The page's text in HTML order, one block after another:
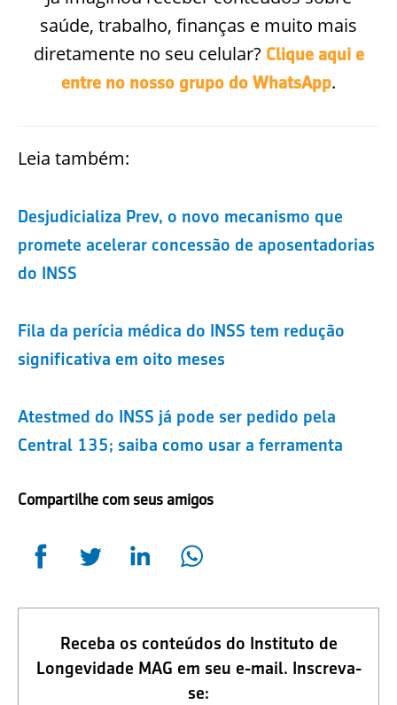
saúde, trabalho, finanças e muito mais
diretamente no seu celular? Clique aqui e
entre no nosso grupo do WhatsApp.
Leia também:
Desjudicializa Prev, o novo mecanismo que
promete acelerar concessão de aposentadorias
do INSS
Fila da perícia médica do INSS tem redução
significativa em oito meses
Atestmed do INSS já pode ser pedido pela
Central 135; saiba como usar a ferramenta
Compartilhe com seus amigos
Receba os conteúdos do Instituto de
Longevidade MAG em seu e-mail. Inscreva-
se: